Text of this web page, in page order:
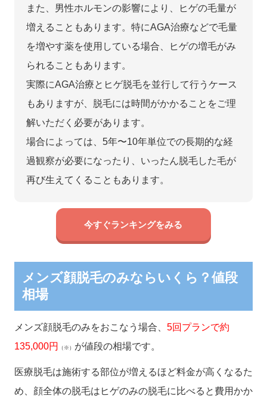
また、男性ホルモンの影響により、ヒゲの毛量が
増えることもあります。特にAGA治療などで毛量
を増やす薬を使用している場合、ヒゲの増毛がみ
られることもあります。
実際にAGA治療とヒゲ脱毛を並行して行うケース
もありますが、脱毛には時間がかかることをご理
解いただく必要があります。
場合によっては、5年〜10年単位での長期的な経
過観察が必要になったり、いったん脱毛した毛が
再び生えてくることもあります。
今すぐランキングをみる
メンズ顔脱毛のみならいくら？値段
相場
メンズ顔脱毛のみをおこなう場合、 5回プランで約
135,000円
（※） が値段の相場です。
医療脱毛は施術する部位が増えるほど料金が高くなるた
め、顔全体の脱毛はヒゲのみの脱毛に比べると費用かか